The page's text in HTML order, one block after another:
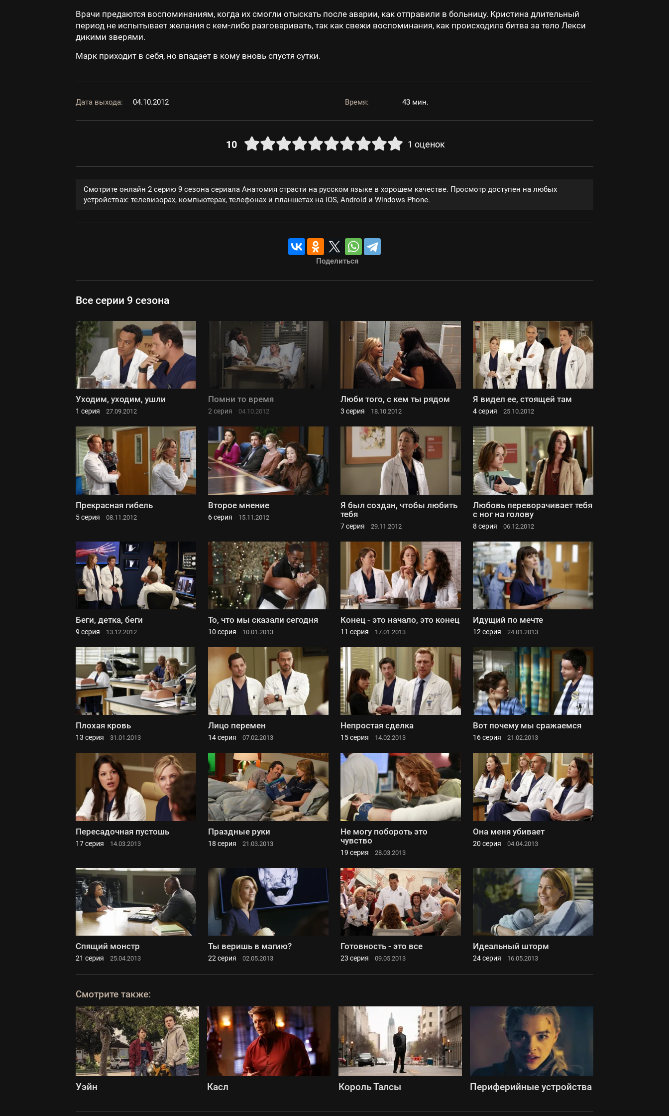
Врачи предаются воспоминаниям, когда их смогли отыскать после аварии, как отправили в больницу. Кристина длительный
период не испытывает желания с кем-либо разговаривать, так как свежи воспоминания, как происходила битва за тело Лекси
дикими зверями.
Марк приходит в себя, но впадает в кому вновь спустя сутки.
Дата выхода: 04.10.2012 Время: 43 мин.
10 1 оценок
Смотрите онлайн 2 серию 9 сезона сериала Анатомия страсти на русском языке в хорошем качестве. Просмотр доступен на любых
устройствах: телевизорах, компьютерах, телефонах и планшетах на iOS, Android и Windows Phone.
Поделиться
Все серии 9 сезона
Уходим, уходим, ушли
1 серия 27.09.2012
Помни то время
2 серия 04.10.2012
Люби того, с кем ты рядом
3 серия 18.10.2012
Я видел ее, стоящей там
4 серия 25.10.2012
Прекрасная гибель
5 серия 08.11.2012
Второе мнение
6 серия 15.11.2012
Я был создан, чтобы любить
тебя
7 серия 29.11.2012
Любовь переворачивает тебя
с ног на голову
8 серия 06.12.2012
Беги, детка, беги
9 серия 13.12.2012
То, что мы сказали сегодня
10 серия 10.01.2013
Конец - это начало, это конец
11 серия 17.01.2013
Идущий по мечте
12 серия 24.01.2013
Плохая кровь
13 серия 31.01.2013
Лицо перемен
14 серия 07.02.2013
Непростая сделка
15 серия 14.02.2013
Вот почему мы сражаемся
16 серия 21.02.2013
Пересадочная пустошь
17 серия 14.03.2013
Праздные руки
18 серия 21.03.2013
Не могу побороть это
чувство
19 серия 28.03.2013
Она меня убивает
20 серия 04.04.2013
Спящий монстр
21 серия 25.04.2013
Ты веришь в магию?
22 серия 02.05.2013
Готовность - это все
23 серия 09.05.2013
Идеальный шторм
24 серия 16.05.2013
Смотрите также:
Уэйн Касл Король Талсы Периферийные устройства